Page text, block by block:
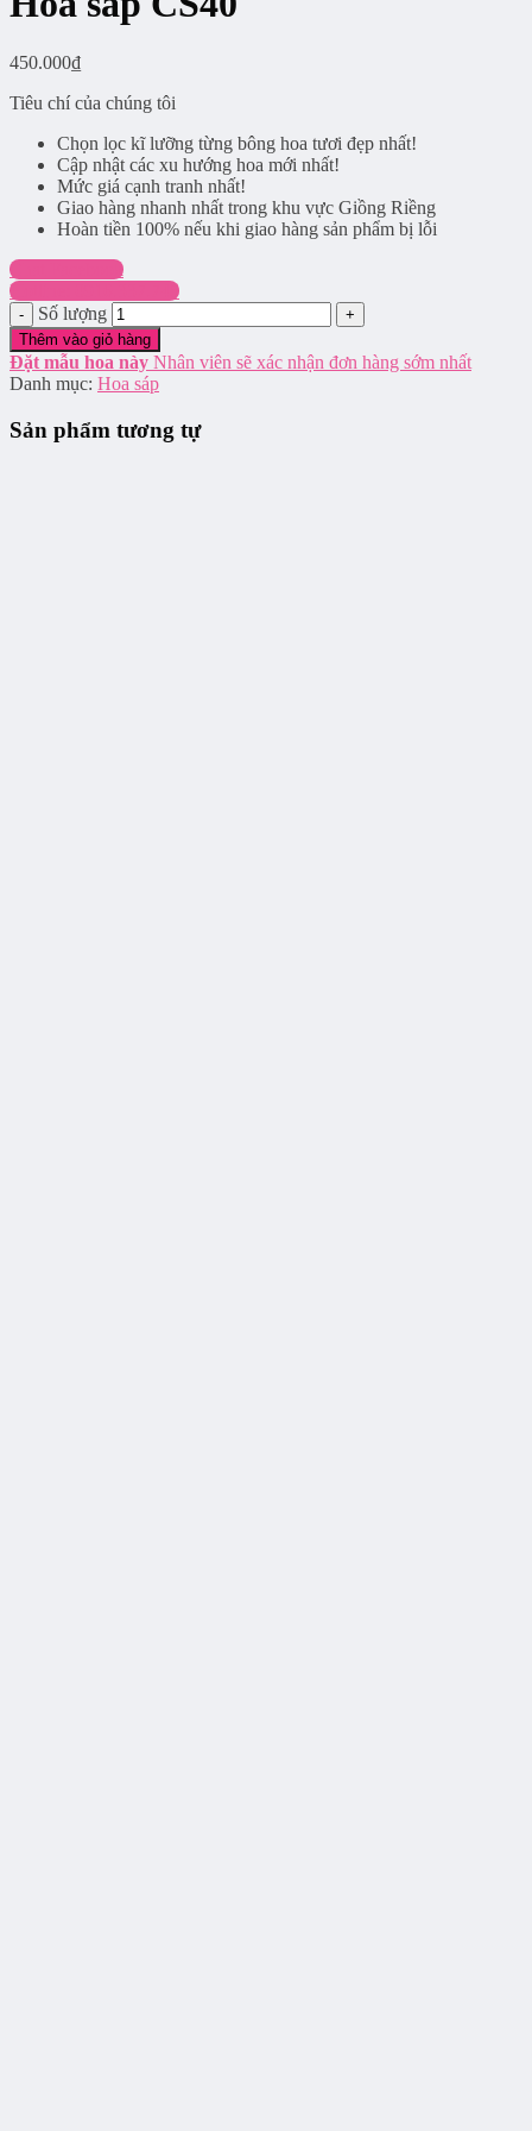
450.000₫
Tiêu chí của chúng tôi
Chọn lọc kĩ lưỡng từng bông hoa tươi đẹp nhất!
Cập nhật các xu hướng hoa mới nhất!
Mức giá cạnh tranh nhất!
Giao hàng nhanh nhất trong khu vực Giồng Riềng
Hoàn tiền 100% nếu khi giao hàng sản phẩm bị lỗi
Chat Facebook
Hotline: 0916.337.745
Số lượng
Thêm vào giỏ hàng
Đặt mẫu hoa này Nhân viên sẽ xác nhận đơn hàng sớm nhất
Danh mục: Hoa sáp
Sản phẩm tương tự